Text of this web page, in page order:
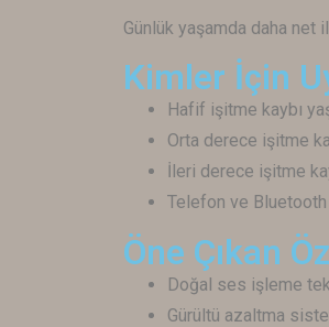
Günlük yaşamda daha net
Kimler İçin
Hafif işitme kaybı
Orta derece işitme
İleri derece işitme
Telefon ve Bluetooth
Öne Çıkan
Doğal ses işleme
Gürültü azaltma